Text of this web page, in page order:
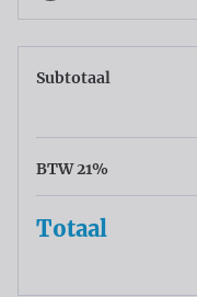
Subtotaal
BTW 21%
Totaal